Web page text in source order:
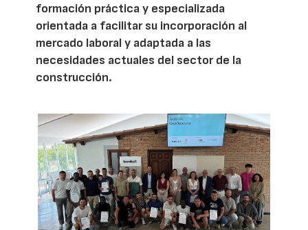
formación práctica y especializada
orientada a facilitar su incorporación al
mercado laboral y adaptada a las
necesidades actuales del sector de la
construcción.